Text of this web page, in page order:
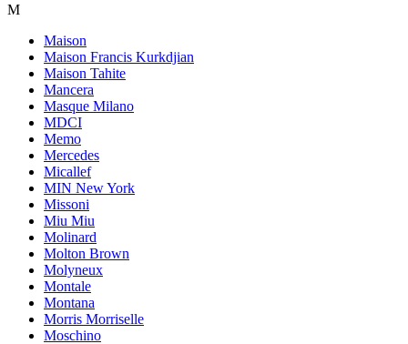
M
Maison
Maison Francis Kurkdjian
Maison Tahite
Mancera
Masque Milano
MDCI
Memo
Mercedes
Micallef
MIN New York
Missoni
Miu Miu
Molinard
Molton Brown
Molyneux
Montale
Montana
Morris Morriselle
Moschino